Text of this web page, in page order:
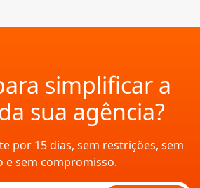
simplificar a
sua agência?
por 15 dias, sem restrições, sem
e sem compromisso.